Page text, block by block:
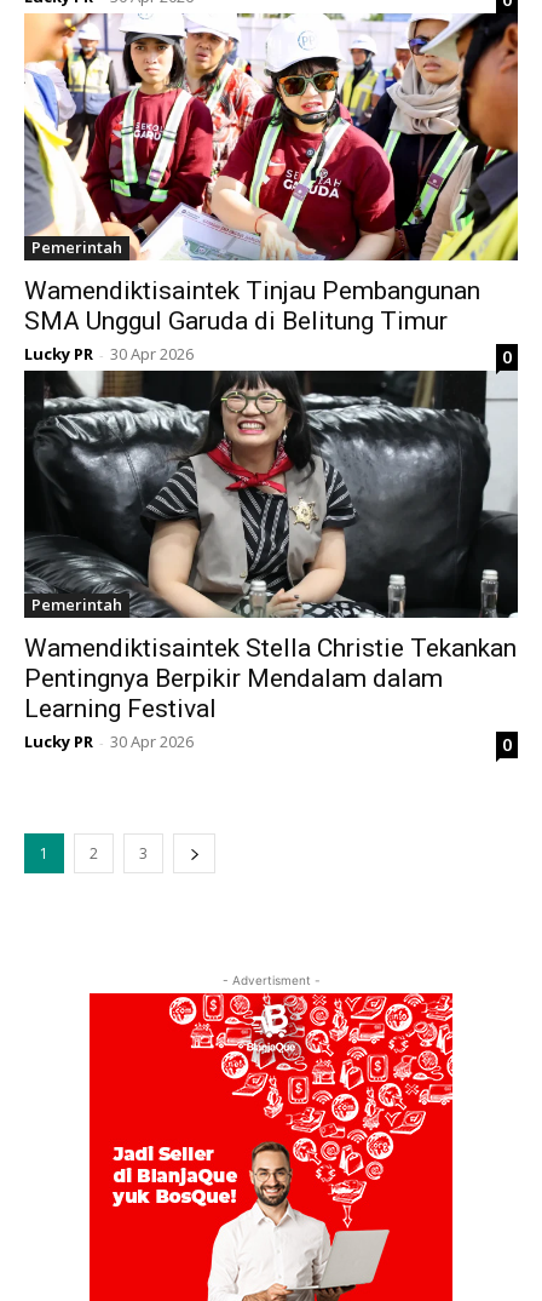
Pemerintah
Wamendiktisaintek Tinjau Pembangunan
SMA Unggul Garuda di Belitung Timur
Lucky PR - 30 Apr 2026 0
Pemerintah
Wamendiktisaintek Stella Christie Tekankan
Pentingnya Berpikir Mendalam dalam
Learning Festival
Lucky PR - 30 Apr 2026 0
1 2 3
- Advertisment -